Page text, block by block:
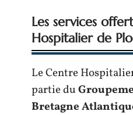
Les services
Hospitalier de
Le Centre
partie du
Bretagne